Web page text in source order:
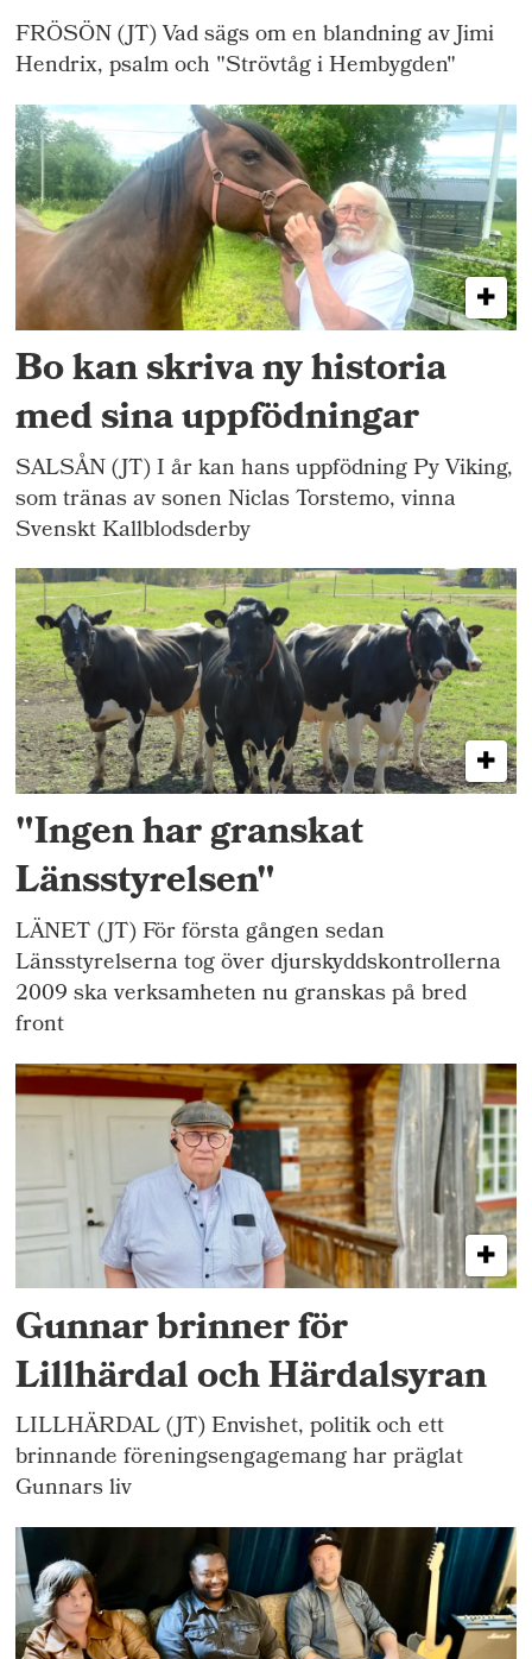
FRÖSÖN (JT) Vad sägs om en blandning av Jimi
Hendrix, psalm och "Strövtåg i Hembygden"
Bo kan skriva ny historia
med sina uppfödningar
SALSÅN (JT) I år kan hans uppfödning Py Viking,
som tränas av sonen Niclas Torstemo, vinna
Svenskt Kallblodsderby
"Ingen har granskat
Länsstyrelsen"
LÄNET (JT) För första gången sedan
Länsstyrelserna tog över djurskyddskontrollerna
2009 ska verksamheten nu granskas på bred
front
Gunnar brinner för
Lillhärdal och Härdalsyran
LILLHÄRDAL (JT) Envishet, politik och ett
brinnande föreningsengagemang har präglat
Gunnars liv